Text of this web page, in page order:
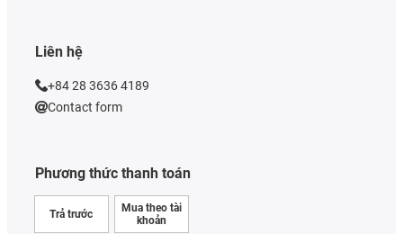
Phương thức thanh toán
Trả trước
Mua theo tài
khoản
Liên hệ
+84 28 3636 4189
Contact form